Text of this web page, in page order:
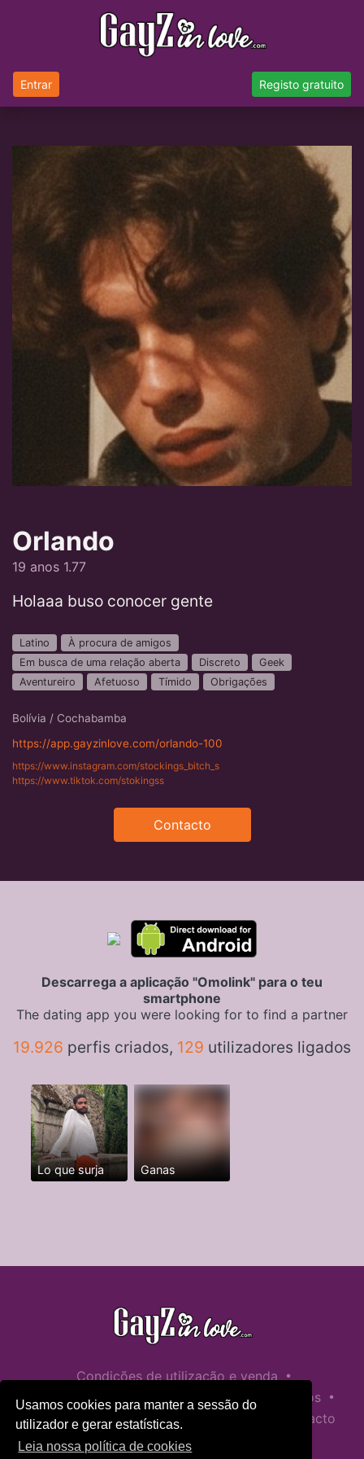
Usamos cookies para manter a sessão do
utilizador e gerar estatísticas.
Leia nossa política de cookies
Entrar Registo gratuito
Orlando
19 anos 1.77
Holaaa buso conocer gente
Latino
À procura de amigos
Em busca de uma relação aberta
Discreto
Geek
Aventureiro
Afetuoso Tímido Obrigações
Bolívia / Cochabamba
https://app.gayzinlove.com/orlando-100
https://www.instagram.com/stockings_bitch_s
https://www.tiktok.com/stokingss
Contacto
Descarrega a aplicação "Omolink" para o teu
smartphone
The dating app you were looking for to find a partner
19.926 perfis criados, 129 utilizadores ligados
Lo que surja Ganas
Condições de utilização e venda •
Política de privacidade Política de Biscoitos •
Política de Segurança Infantil Ajuda / Contacto